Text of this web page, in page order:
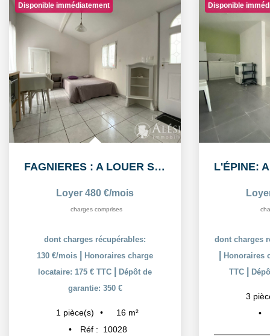
Disponible immédiatement
FAGNIERES : A LOUER STUDIO MEUBLÉ
Loyer 480 €/mois
charges comprises
dont charges récupérables:
130 €/mois
Honoraires charge
locataire: 175 € TTC
Dépôt de
garantie: 350 €
1 pièce(s) 16 m²
Réf :
10028
Disponible
dont charges
Honoraires
TTC
3